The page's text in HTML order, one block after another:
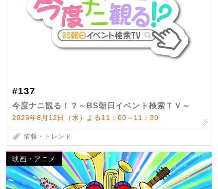
#137
今度ナニ観る！？～BS朝日イベント検索ＴＶ～
2026年8月12日（水）よる11：00～11：30
情報・トレンド
映画・アニメ